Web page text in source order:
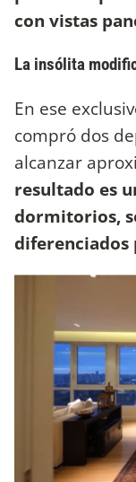
con vistas
La insólita
En ese
compró dos
alcanzar
resultado es
dormitorios,
diferenciados